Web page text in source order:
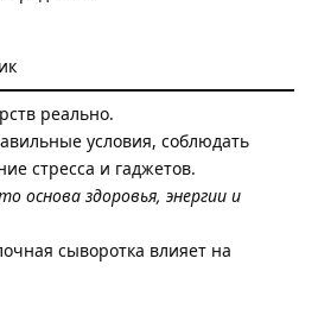
реально.
условия, соблюдать
стресса и гаджетов.
основа здоровья, энергии и
сыворотка влияет на